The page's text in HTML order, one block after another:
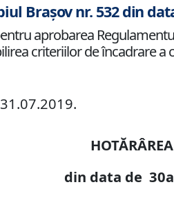
Brașov nr. 532 din
aprobarea
criteriilor de încadrare
din data de 30